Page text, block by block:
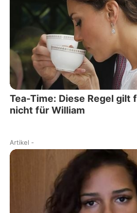
Tea-Time: Diese Regel gilt
nicht für William
Artikel -